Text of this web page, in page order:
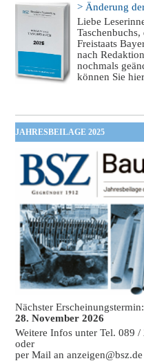
> Änderung
Liebe
Freistaats
nach
nochmals
können Sie
JAHRESBEILAGE 2025
Nächster Erscheinungstermin:
28. November 2026
Weitere Infos unter Tel. 089
oder
per Mail ananzeigen@bsz.de